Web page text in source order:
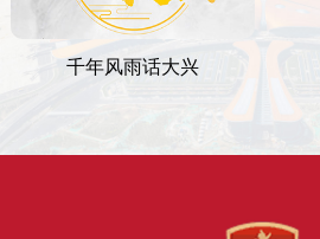
千年风雨话大兴